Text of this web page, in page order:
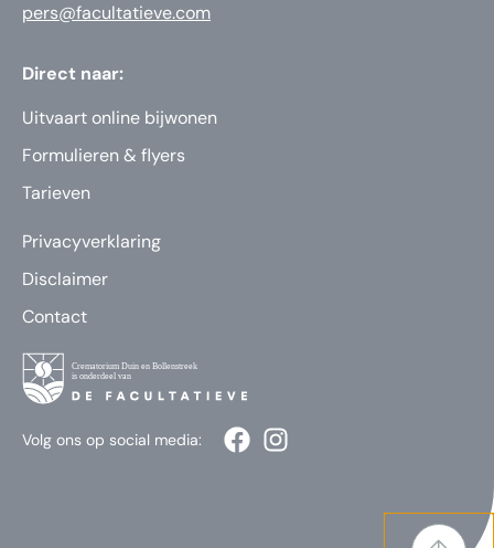
pers@facultatieve.com
Direct naar:
Uitvaart online bijwonen
Formulieren & flyers
Tarieven
Privacyverklaring
Disclaimer
Contact
Volg ons op social media: